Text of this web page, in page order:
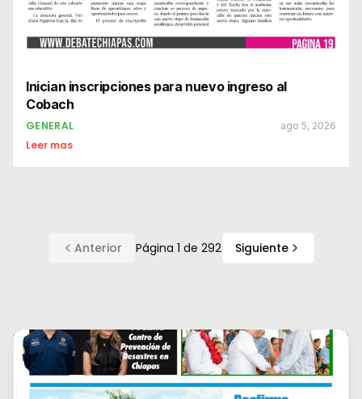
Inician inscripciones para nuevo ingreso al
Cobach
GENERAL ago 5, 2026
Leer mas
Anterior Página 1 de 292 Siguiente